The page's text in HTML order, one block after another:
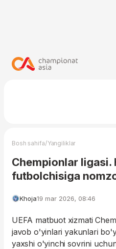
Bosh sahifa/Yangiliklar
Chempionlar ligasi.
futbolchisiga
Khoja19 mar 2026, 08:46
UEFA matbuot xizmati
javob o'yinlari yakunlari
yaxshi o'yinchi sovrini